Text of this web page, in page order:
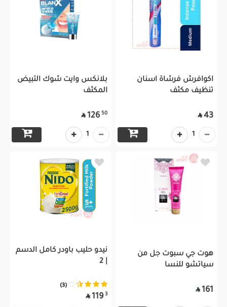
اكوافرش فرشاة اسنان
تنظيف مكثف
43

1
بلانكس وايت شوك التبيض
المكثف
50
126

1
هوت جي سبوت جل من
سياتشو للنسا
161

نيدو حليب باودر كامل الدسم
(3)
3
119
